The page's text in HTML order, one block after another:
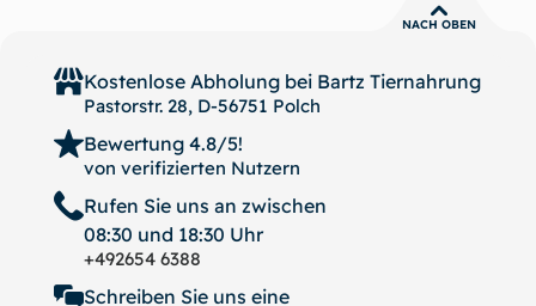
NACH OBEN
Kostenlose Abholung bei Bartz Tiernahrung
Pastorstr. 28, D-56751 Polch
Bewertung 4.8/5!
von verifizierten Nutzern
Rufen Sie uns an zwischen
08:30 und 18:30 Uhr
+492654 6388
Schreiben Sie uns eine